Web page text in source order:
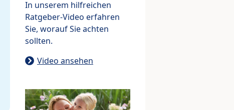
In unserem hilfreichen
Ratgeber-Video erfahren
Sie, worauf Sie achten
sollten.
Video ansehen